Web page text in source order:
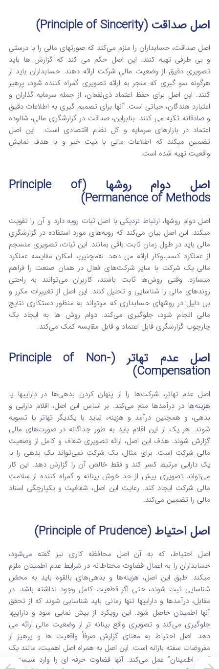
اصل صداقت (Principle of Sincerity)
اصل صداقت، حسابداران را ملزم می‌کند که صورتهای مالی را با درستی
و بی‌ طرفی تهیه کنند. این اصل حکم می‌ کند که گزارش‌ ها باید
تصویری دقیق از وضعیت مالی شرکت ارائه دهند.حسابداران باید از
هرگونه سو گیری که منجر به ارائه تصویری گمراه‌ کننده شود، پرهیز
کنند. این اصل برای حفظ اعتماد ذی‌نفعان، از جمله سرمایه‌ گذاران و
اعتبارد هندگان، حیاتی است. آنها برای تصمیم‌ گیری به اطلاعات دقیق
و صادقانه تکیه می‌ کنند. بنابراین، صداقت در گزارشگری مالی، شالوده
اعتماد در بازارهای سرمایه و کل نظام اقتصادی است.
این اصل
تضمین میکند که اطلاعات مالی با نیت خیر و با هدف نمایش
واقعیت تهیه شده است.
اصل دوام روشها (Principle of
Permanence of Methods)
اصل دوام روشها، ارتباط نزدیکی با اصل ثبات رویه دارد و آن را تقویت
میکند. این اصل بیان می‌کند که رویه‌های مورد استفاده در گزارشگری
مالی باید در طول زمان ثابت باقی بمانند. این ثبات، تصویری منسجم
از عملکرد کسب‌وکار ارائه می‌ دهد. همچنین، امکان مقایسه عملکرد
مالی یک شرکت با سایر شرکت‌های فعال در همان صنعت را فراهم
میسازد. وقتی روش‌ها ثابت باشند، کاربران می‌توانند به راحتی
روندهای مالی را شناسایی و تحلیل کنند. این اصل از تغییرات مکرر و
بی‌ دلیل در روشهای حسابداری که میتواند به منظور دستکاری نتایج
مالی انجام شود، جلوگیری می‌کند. دوام روش‌ ها به ایجاد یک
چارچوب گزارشگری قابل اعتماد و قابل مقایسه کمک می‌کند.
اصل عدم تهاتر (Principle of Non-
Compensation)
اصل عدم تهاتر، شرکت‌ها را از پنهان کردن بدهی‌ها در داراییها یا
هزینه‌ها در درآمدها منع می‌کند. بر اساس این اصل، اقلام دارایی و
بدهی، و همچنین درآمد و هزینه، نباید با یکدیگر تهاتر یا تسویه
شوند. هر یک از این اقلام باید به‌ طور جداگانه در صورت‌های مالی
گزارش شوند. هدف این اصل، ارائه تصویری شفاف و کامل از وضعیت
مالی شرکت است. برای مثال، یک شرکت نمی‌تواند یک بدهی را با
یک دارایی مرتبط کسر کند و فقط خالص آن را گزارش دهد. این کار
می‌تواند تصویری بیش از حد خوش‌ بینانه و گمراه‌ کننده از سلامت
مالی شرکت ایجاد کند. رعایت این اصل، شفافیت و یکپارچگی اسناد
مالی را تضمین می‌کند.
اصل احتیاط (Principle of Prudence)
اصل احتیاط، که به آن اصل محافظه‌ کاری نیز گفته می‌شود،
حسابداران را به اعمال قضاوت محتاطانه در شرایط عدم اطمینان ملزم
میکند. طبق این اصل، هزینه‌ها و بدهی‌های بالقوه باید به محض
شناسایی ثبت شوند، حتی اگر قطعیت کامل وجود نداشته باشد.در
مقابل، درآمدها و داراییها تنها زمانی باید شناسایی شوند که از تحقق
آنها اطمینان حاصل شود. این رویکرد از بیش‌ نمایی سود و داراییها
جلوگیری می‌کند و تصویری واقع‌ بینانه‌ تر از وضعیت مالی ارائه می‌
دهد. اصل احتیاط به معنای گزارش صرفاً واقعیت ها و پرهیز از
مفروضات سفته‌ بازانه است. این اصل به همراه اصل اهمیت، مانند یک
“شیر اطمینان” عمل می‌کند. آنها قضاوت حرفه‌ ای را وارد سیستمی